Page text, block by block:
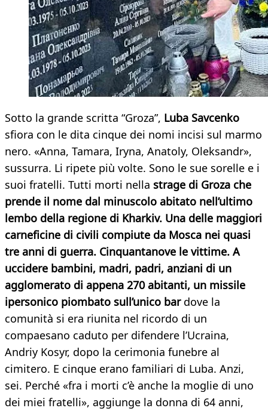
Sotto la grande scritta “Groza”, Luba Savcenko
sfiora con le dita cinque dei nomi incisi sul marmo
nero. «Anna, Tamara, Iryna, Anatoly, Oleksandr»,
sussurra. Li ripete più volte. Sono le sue sorelle e i
suoi fratelli. Tutti morti nella strage di Groza che
prende il nome dal minuscolo abitato nell’ultimo
lembo della regione di Kharkiv. Una delle maggiori
carneficine di civili compiute da Mosca nei quasi
tre anni di guerra. Cinquantanove le vittime. A
uccidere bambini, madri, padri, anziani di un
agglomerato di appena 270 abitanti, un missile
ipersonico piombato sull’unico bardove la
comunità si era riunita nel ricordo di un
compaesano caduto per difendere l’Ucraina,
Andriy Kosyr, dopo la cerimonia funebre al
cimitero. E cinque erano familiari di Luba. Anzi,
sei. Perché «fra i morti c’è anche la moglie di uno
dei miei fratelli», aggiunge la donna di 64 anni,